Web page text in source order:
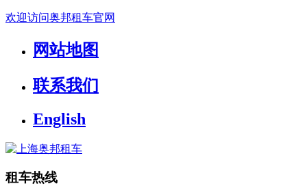
欢迎访问奥邦租车官网
网站地图
联系我们
English
租车热线